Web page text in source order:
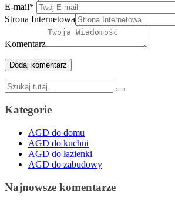
E-mail*
Strona Internetowa
Komentarz
Szukaj:
Kategorie
AGD do domu
AGD do kuchni
AGD do łazienki
AGD do zabudowy
Najnowsze komentarze